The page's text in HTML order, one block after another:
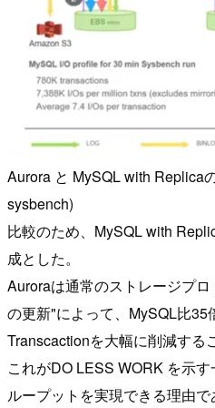
Aurora と MySQL with Replica
sysbench)
比較のため、MySQL with
成とした。
Auroraは通常のストレージプ
の更新"によって、MySQL比35
Transcactionを大幅に削減する
これがDO LESS WORK を示
ループットを実現できる理由で